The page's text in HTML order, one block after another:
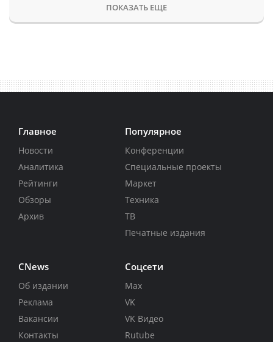
ПОКАЗАТЬ ЕЩЕ
Главное
Новости
Аналитика
Рейтинги
Обзоры
Архив
Популярное
Конференции
Специальные проекты
Маркет
Техника
ТВ
Печатные издания
CNews
Об издании
Реклама
Вакансии
Контакты
Соцсети
Max
VK
VK Видео
Rutube